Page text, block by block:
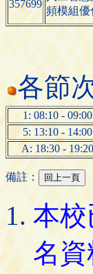
357699
頻模組優
各節
1: 08:10 - 09:00
5: 13:10 - 14:00
A: 18:30 - 19:20
備註：
本
名